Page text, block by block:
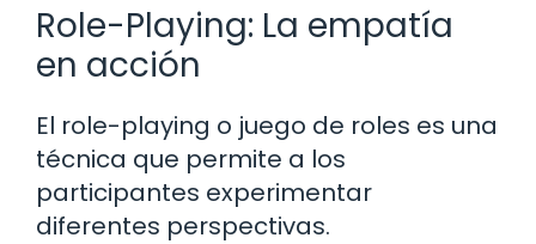
Role-Playing: La empatía
en acción
El role-playing o juego de roles es una
técnica que permite a los
participantes experimentar
diferentes perspectivas.